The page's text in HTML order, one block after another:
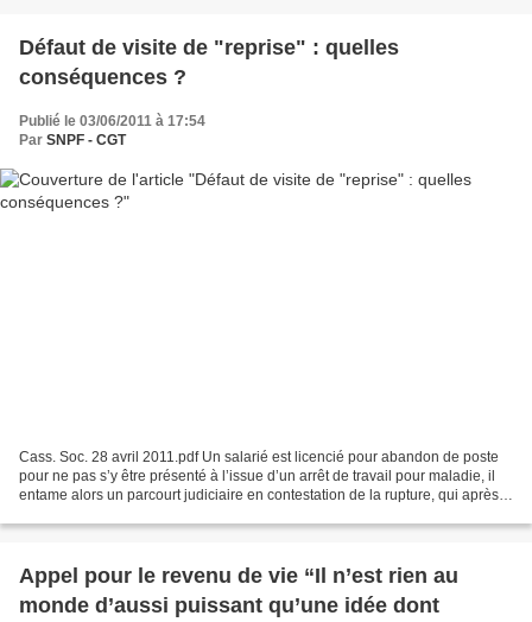
Défaut de visite de "reprise" : quelles
conséquences ?
Publié le 03/06/2011 à 17:54
Par SNPF - CGT
Cass. Soc. 28 avril 2011.pdf Un salarié est licencié pour abandon de poste
pour ne pas s’y être présenté à l’issue d’un arrêt de travail pour maladie, il
entame alors un parcourt judiciaire en contestation de la rupture, qui après
Appel pour le revenu de vie “Il n’est rien au
monde d’aussi puissant qu’une idée dont